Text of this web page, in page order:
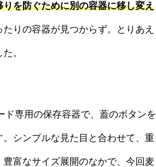
りを防ぐために別の容器に移し変え
りの容器が見つからず。とりあえ
。
ド専用の保存容器で、蓋のボタンを
シンプルな見た目と合わせて、重
富なサイズ展開のなかで、今回麦